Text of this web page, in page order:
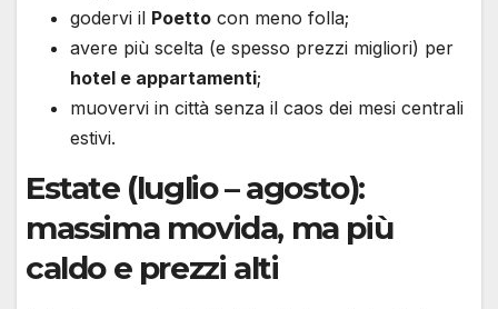
godervi il Poetto con meno folla;
avere più scelta (e spesso prezzi migliori) per
hotel e appartamenti;
muovervi in città senza il caos dei mesi centrali
estivi.
Estate (luglio – agosto):
massima movida, ma più
caldo e prezzi alti